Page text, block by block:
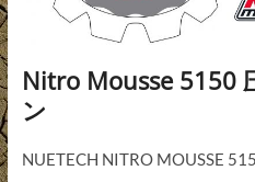
Nitro Mousse 5150
ン
NUETECH NITRO MOUSSE